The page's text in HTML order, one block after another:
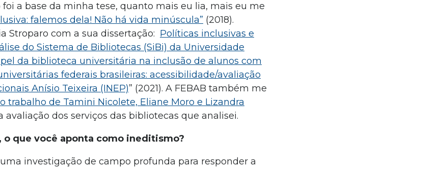
a base da minha tese, quanto mais eu lia, mais eu me
falemos dela! Não há vida minúscula” (2018).
Stroparo com a sua dissertação: Políticas inclusivas e
do Sistema de Bibliotecas (SiBi) da Universidade
da biblioteca universitária na inclusão de alunos com
federais brasileiras: acessibilidade/avaliação
Anísio Teixeira (INEP)” (2021). A FEBAB também me
trabalho de Tamini Nicolete, Eliane Moro e Lizandra
dos serviços das bibliotecas que analisei.
o que você aponta como ineditismo?
investigação de campo profunda para responder a